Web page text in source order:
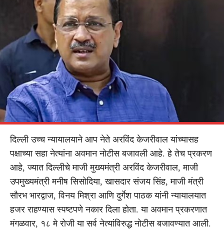
दिल्ली उच्च न्यायालयाने आप नेते अरविंद केजरीवाल यांच्यासह
पक्षाच्या सहा नेत्यांना अवमान नोटीस बजावली आहे. हे तेच प्रकरण
आहे, ज्यात दिल्लीचे माजी मुख्यमंत्री अरविंद केजरीवाल, माजी
उपमुख्यमंत्री मनीष सिसोदिया, खासदार संजय सिंह, माजी मंत्री
सौरभ भारद्वाज, विनय मिश्रा आणि दुर्गेश पाठक यांनी न्यायालयात
हजर राहण्यास स्पष्टपणे नकार दिला होता. या अवमान प्रकरणात
मंगळवार, १८ मे रोजी या सर्व नेत्यांविरुद्ध नोटीस बजावण्यात आली.